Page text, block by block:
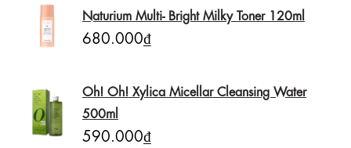
Naturium Multi- Bright Milky Toner 120ml
680.000₫
Oh! Oh! Xylica Micellar Cleansing Water
500ml
590.000₫